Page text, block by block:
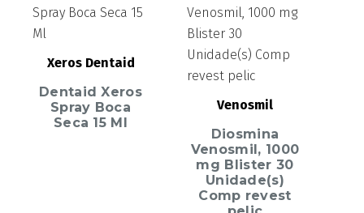
Xeros Dentaid
Dentaid Xeros
Spray Boca
Seca 15 Ml
Venosmil
Diosmina
Venosmil, 1000
mg Blister 30
Unidade(s)
Comp revest